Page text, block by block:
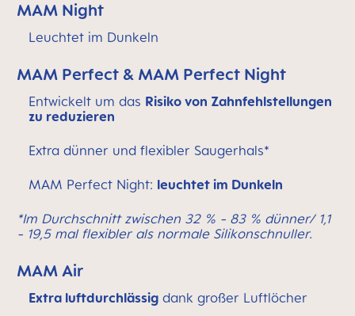
MAM Night
Leuchtet im Dunkeln
MAM Perfect & MAM Perfect Night
Entwickelt um das Risiko von Zahnfehlstellungen
zu reduzieren
Extra dünner und flexibler Saugerhals*
MAM Perfect Night: leuchtet im Dunkeln
*Im Durchschnitt zwischen 32 % - 83 % dünner/ 1,1
- 19,5 mal flexibler als normale Silikonschnuller.
MAM Air
Extra luftdurchlässig dank großer Luftlöcher